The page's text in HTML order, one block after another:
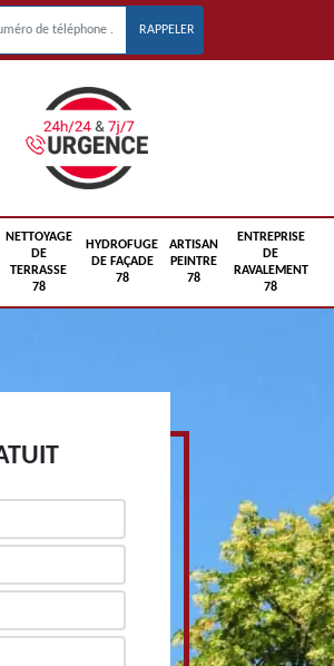
NETTOYAGE
DE
TERRASSE
78
HYDROFUGE
DE FAÇADE
78
ARTISAN
PEINTRE
78
ENTREPRISE
DE
RAVALEMENT
78